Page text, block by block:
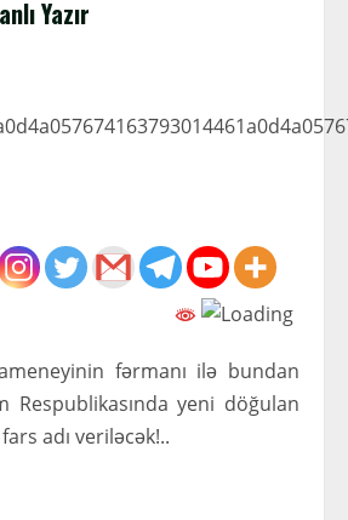
Yazır
fərmanı ilə bundan
Respublikasında yeni döğulan
adı veriləcək!..